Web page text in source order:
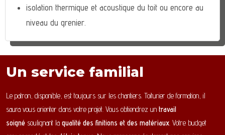
isolation thermique et acoustique du toit ou encore au
niveau du grenier.
Un service familial
Le patron, disponible, est toujours sur les chantiers. Toiturier de formation, il
saura vous orienter dans votre projet. Vous obtiendrez un travail
soigné soulignant la qualité des finitions et des matériaux . Votre budget